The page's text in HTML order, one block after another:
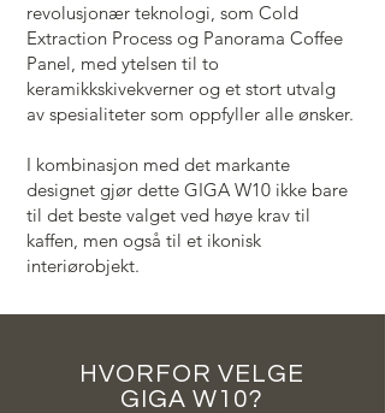
revolusjonær teknologi, som Cold
Extraction Process og Panorama Coffee
Panel, med ytelsen til to
keramikkskivekverner og et stort utvalg
av spesialiteter som oppfyller alle ønsker.
I kombinasjon med det markante
designet gjør dette GIGA W10 ikke bare
til det beste valget ved høye krav til
kaffen, men også til et ikonisk
interiørobjekt.
HVORFOR VELGE
GIGA W10?